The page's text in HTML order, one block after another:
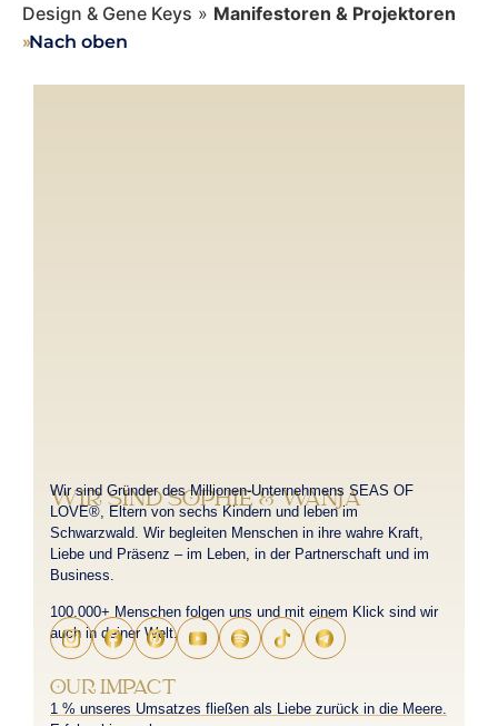
Design & Gene Keys » Manifestoren & Projektoren
››Nach oben
WIR SIND SOPHIE & WANJA
Wir sind Gründer des Millionen-Unternehmens SEAS OF
LOVE®, Eltern von sechs Kindern und leben im
Schwarzwald. Wir begleiten Menschen in ihre wahre Kraft,
Liebe und Präsenz – im Leben, in der Partnerschaft und im
Business.
100.000+ Menschen folgen uns und mit einem Klick sind wir
auch in deiner Welt.
OUR IMPACT
1 % unseres Umsatzes fließen als Liebe zurück in die Meere.